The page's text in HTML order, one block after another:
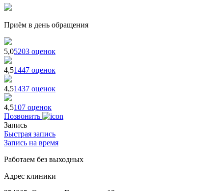
Приём в день обращения
5,05203 оценок
4,51447 оценок
4,51437 оценок
4,5107 оценок
Позвонить
Запись
Быстрая запись
Запись на время
Работаем без выходных
Адрес клиники